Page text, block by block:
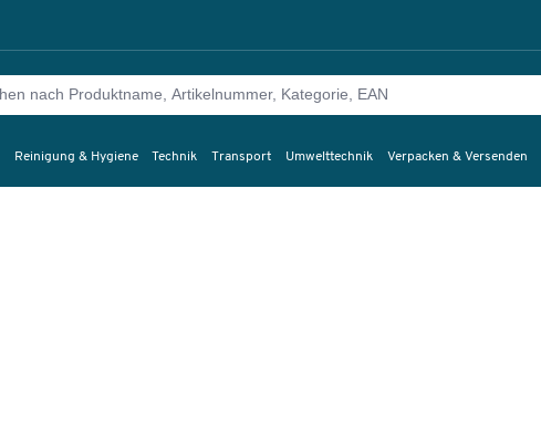
Reinigung & Hygiene Technik Transport Umwelttechnik Verpacken & Versenden